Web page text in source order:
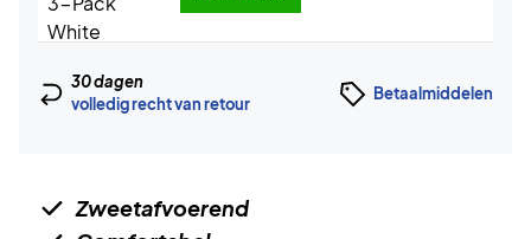
30 dagen
volledig recht van retour
Betaalmiddelen
Zweetafvoerend